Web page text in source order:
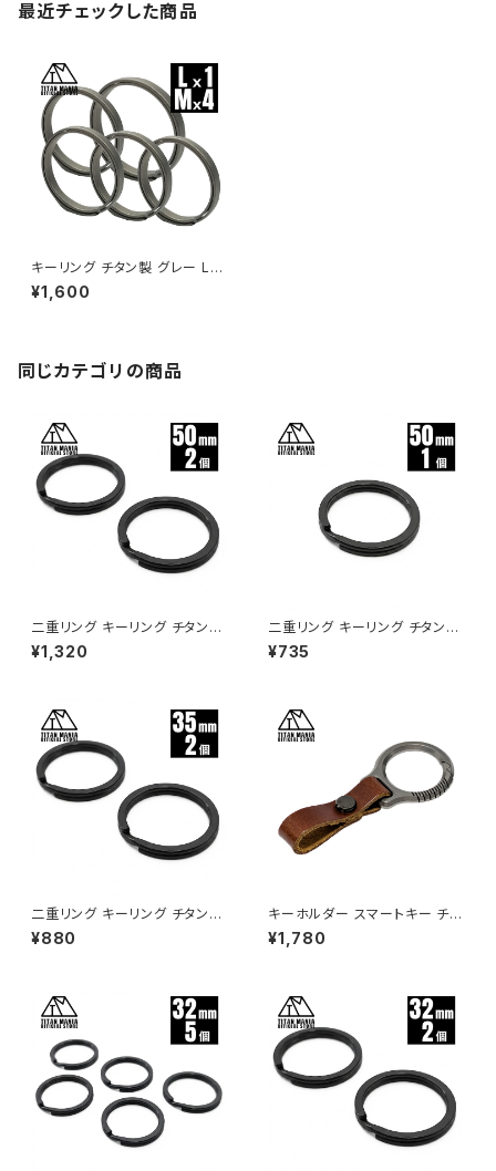
最近チェックした商品
キーリング チタン製 グレー Lサ
イズ1個＋Mサイズ4個 超軽量
頑丈 シンプル キーホルダー 錆
¥1,600
同じカテゴリの商品
二重リング キーリング チタン製
ブラック 50mm×2個 超軽量 頑
丈 サビに強い 二重丸カン スプ
¥1,320
二重リング キーリング チタン製
ブラック 50mm×1個 超軽量 頑
丈 サビに強い 二重丸カン スプ
¥735
二重リング キーリング チタン製
ブラック 35mm×2個 超軽量 頑
丈 サビに強い 二重丸カン スプ
¥880
キーホルダー スマートキー チタ
ン製 カラビナ 軽量 頑丈 金具 リ
ング パーツ 小型 一体型 メンズ
ブラウン）
¥1,780